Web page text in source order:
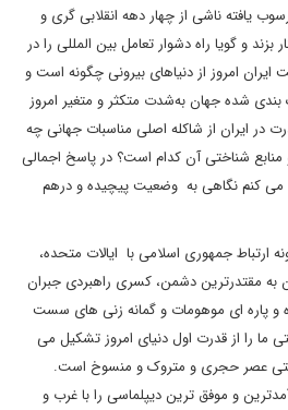
یافته ناشی از چهار دهه انقلابی گری و
بزند و گویا راه دشوار تعامل بین المللی را در
امروز از دنیاهای بیرونی چگونه است و
شده جهان به‌شدت متکثر و متغیر امروز
ایران از شاکله اصلی مناسبات جهانی چه
شناختی آن کدام است؟ در پاسخ اجمالی
می کنم نگاهی به وضعیت پیچیده و درهم
ارتباط جمهوری اسلامی با ایالات متحده،
به مقتدرترین دشمن، کسری راهبردی جبران
و پاره ای موهومات و گمانه زنی های سست
ما را از قدرت اول دنیای امروز تشکیل می
عصر حجری و متروک و منسوخ است.
و موفق ترین دیپلماسی را با غرب و